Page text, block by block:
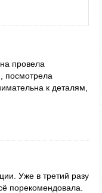
провела
посмотрела
к деталям,
Уже в третий разу
порекомендовала.